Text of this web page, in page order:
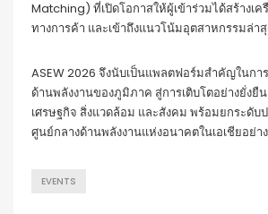
Matching) ที่เปิดโอกาสให้ผู้เข้าร่วมได้สร้างเ
ทางการค้า และเข้าถึงแนวโน้มอุตสาหกรรมล่า
ASEW 2026 จึงนับเป็นแพลตฟอร์มสำคัญในกา
ด้านพลังงานของภูมิภาค สู่การเติบโตอย่างยั่ง
เศรษฐกิจ สิ่งแวดล้อม และสังคม พร้อมยกระดับ
ศูนย์กลางด้านพลังงานแห่งอนาคตในเอเชียอย่า
EVENTS